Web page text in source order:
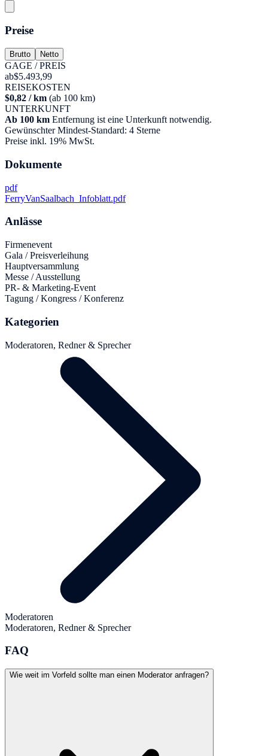
Preise
Brutto Netto
GAGE / PREIS
ab$5.493,99
REISEKOSTEN
$0,82 / km (ab 100 km)
UNTERKUNFT
Ab 100 km Entfernung ist eine Unterkunft notwendig.
Gewünschter Mindest-Standard: 4 Sterne
Preise inkl. 19% MwSt.
Dokumente
pdf
FerryVanSaalbach_Infoblatt.pdf
Anlässe
Firmenevent
Gala / Preisverleihung
Hauptversammlung
Messe / Ausstellung
PR- & Marketing-Event
Tagung / Kongress / Konferenz
Kategorien
Moderatoren, Redner & Sprecher
Moderatoren
Moderatoren, Redner & Sprecher
FAQ
Wie weit im Vorfeld sollte man einen Moderator anfragen?